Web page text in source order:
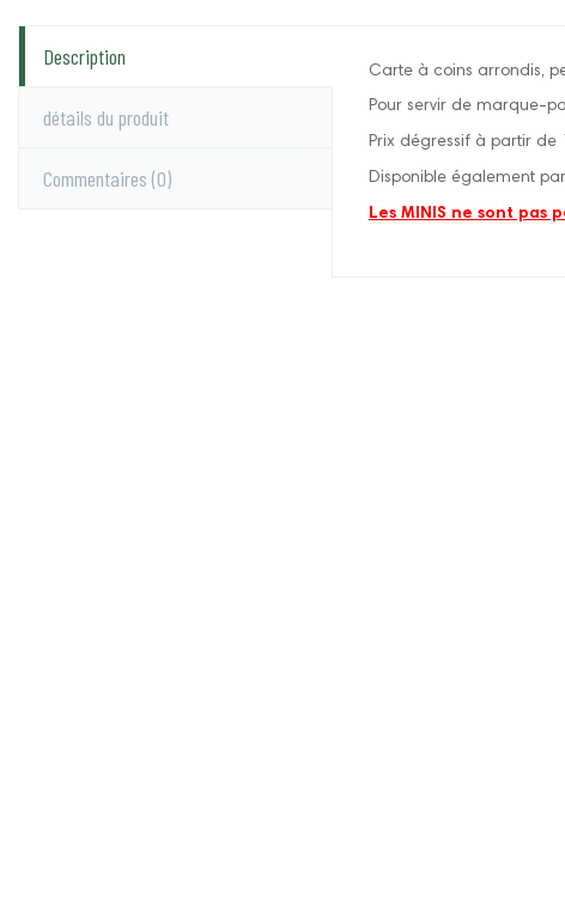
Description
détails du produit
Commentaires (0)
Carte à coins arrondis,
Pour servir de marque-
Prix dégressif à partir de
Disponible également
Les MINIS ne sont pas